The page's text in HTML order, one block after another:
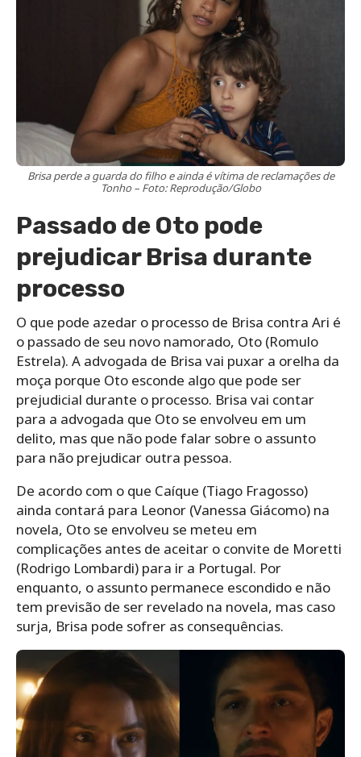
Brisa perde a guarda do filho e ainda é vítima de reclamações de
Tonho – Foto: Reprodução/Globo
Passado de Oto pode
prejudicar Brisa durante
processo
O que pode azedar o processo de Brisa contra Ari é
o passado de seu novo namorado, Oto (Romulo
Estrela). A advogada de Brisa vai puxar a orelha da
moça porque Oto esconde algo que pode ser
prejudicial durante o processo. Brisa vai contar
para a advogada que Oto se envolveu em um
delito, mas que não pode falar sobre o assunto
para não prejudicar outra pessoa.
De acordo com o que Caíque (Tiago Fragosso)
ainda contará para Leonor (Vanessa Giácomo) na
novela, Oto se envolveu se meteu em
complicações antes de aceitar o convite de Moretti
(Rodrigo Lombardi) para ir a Portugal. Por
enquanto, o assunto permanece escondido e não
tem previsão de ser revelado na novela, mas caso
surja, Brisa pode sofrer as consequências.